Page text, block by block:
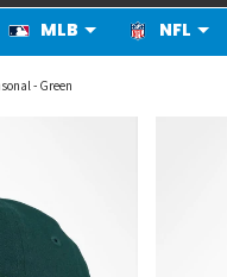
MLB NFL
- Green